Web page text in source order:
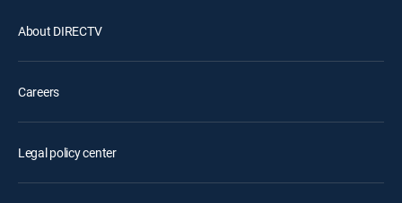
About DIRECTV
Careers
Legal policy center